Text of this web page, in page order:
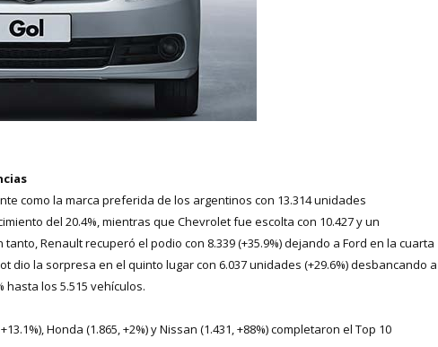
como la marca preferida de los argentinos con 13.314 unidades
del 20.4%, mientras que Chevrolet fue escolta con 10.427 y un
Renault recuperó el podio con 8.339 (+35.9%) dejando a Ford en la cuarta
dio la sorpresa en el quinto lugar con 6.037 unidades (+29.6%) desbancando a
hasta los 5.515 vehículos.
Honda (1.865, +2%) y Nissan (1.431, +88%) completaron el Top 10